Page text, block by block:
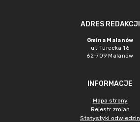
ADRES REDAKCJI
Gmina Malanów
ul. Turecka 16
62-709 Malanów
INFORMACJE
Mapa strony
Rejestr zmian
Statystyki odwiedzin